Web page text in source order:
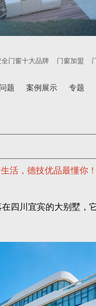
全门窗十大品牌 门窗加盟
题 案例展示 专题
活，德技优品最懂你！
四川宜宾的大别墅，